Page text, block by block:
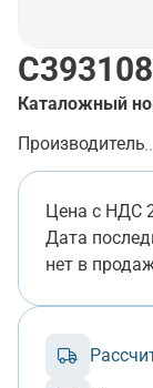
Каталожный
Производитель
Цена с НДС
Дата
нет в